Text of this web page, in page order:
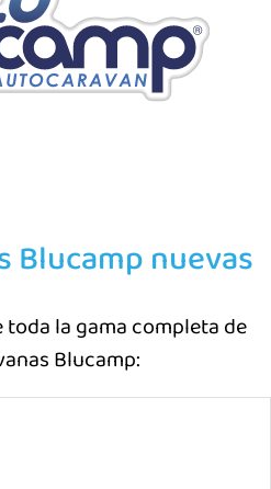
Blucamp nuevas
la gama completa de
Blucamp: